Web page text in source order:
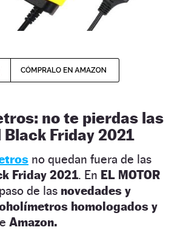
no te pierdas las
Friday 2021
no quedan fuera de las
Friday 2021. En EL MOTOR
de las novedades y
homologados y
Amazon.